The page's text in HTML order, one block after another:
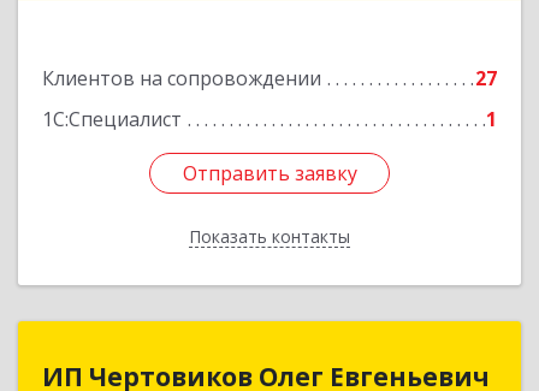
Клиентов на сопровождении
27
1С:Специалист
1
Отправить заявку
Показать контакты
Отправить заявку
Назад
ИП Чертовиков Олег Евгеньевич